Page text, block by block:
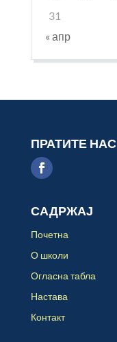
31
« апр
ПРАТИТЕ НАС
САДРЖАЈ
Почетна
О школи
Огласна табла
Настава
Контакт